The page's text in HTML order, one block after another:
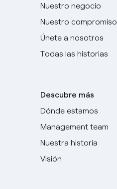
Nuestro negocio
Nuestro compromiso
Únete a nosotros
Todas las historias
Descubre más
Dónde estamos
Management team
Nuestra historia
Visión